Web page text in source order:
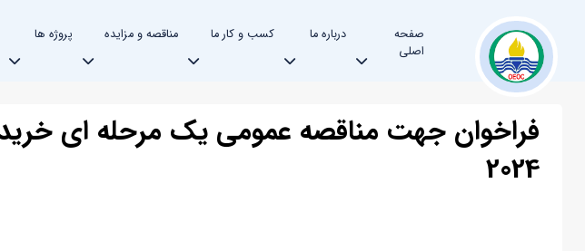
صفحه
اصلی
درباره ما کسب و کار ما مناقصه و مزایده پروژه ها
2024